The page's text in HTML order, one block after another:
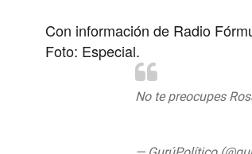
Con información de Radio
Foto: Especial.
No te preocupes